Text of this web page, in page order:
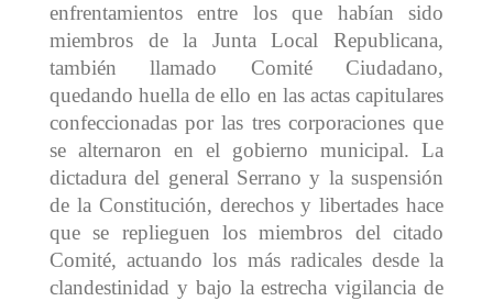
enfrentamientos entre los que habían sido
miembros de la Junta Local Republicana,
también llamado Comité Ciudadano,
quedando huella de ello en las actas capitulares
confeccionadas por las tres corporaciones que
se alternaron en el gobierno municipal. La
dictadura del general Serrano y la suspensión
de la Constitución, derechos y libertades hace
que se replieguen los miembros del citado
Comité, actuando los más radicales desde la
clandestinidad y bajo la estrecha vigilancia de